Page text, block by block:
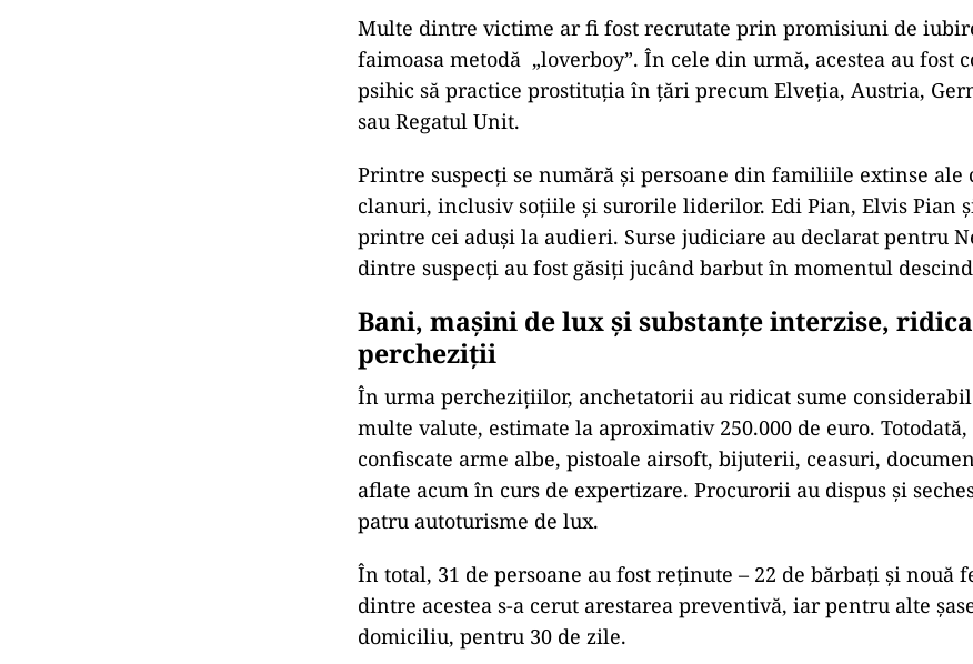
Multe dintre victime ar fi fost recrutate prin promisiuni de
faimoasa metodă „loverboy”. În cele din urmă, acestea au fost
psihic să practice prostituția în țări precum Elveția, Austria,
sau Regatul Unit.
Printre suspecți se numără și persoane din familiile extinse ale
clanuri, inclusiv soțiile și surorile liderilor. Edi Pian, Elvis Pian
printre cei aduși la audieri. Surse judiciare au declarat pentru
dintre suspecți au fost găsiți jucând barbut în momentul
Bani, mașini de lux și substanțe interzise,
percheziții
În urma perchezițiilor, anchetatorii au ridicat sume
multe valute, estimate la aproximativ 250.000 de euro. Totodată,
confiscate arme albe, pistoale airsoft, bijuterii, ceasuri,
aflate acum în curs de expertizare. Procurorii au dispus și
patru autoturisme de lux.
În total, 31 de persoane au fost reținute – 22 de bărbați și nouă
dintre acestea s-a cerut arestarea preventivă, iar pentru alte
domiciliu, pentru 30 de zile.